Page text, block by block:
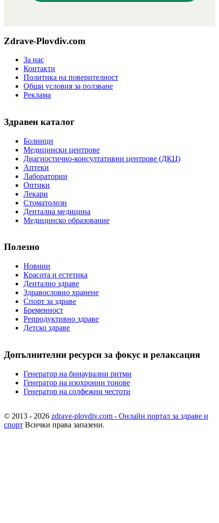
Zdrave-Plovdiv.com
За нас
Контакти
Политика на поверителност
Общи условия за ползване
Реклама
Здравен каталог
Болници
Медицински центрове
Диагностично-консултативни центрове (ДКЦ)
Аптеки
Лаборатории
Оптики
Лекари
Стоматолози
Дентална медицина
Медицинско образование
Полезно
Новини
Красота и естетика
Дентално здраве
Здравословно хранене
Спорт за здраве
Бременност
Репродуктивно здраве
Детско здраве
Допълнителни ресурси за фокус и релаксация
Генератор на бинаурални ритми
Генератор на изохронни тонове
Генератор на солфежни честоти
© 2013 - 2026 zdrave-plovdiv.com - Онлайн портал за здраве и
спорт Всички права запазени.